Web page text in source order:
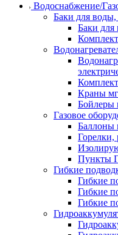
Водоснабжение/
Баки для воды,
Баки для
Краны
Бойлеры
Газовое
Баллоны
Горелки,
Пункты
Гибкие
Гибкие
Гибкие
Гибкие